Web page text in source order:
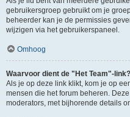
gebruikersgroep gebruikt om je
beheerder kan je de permissies
wijzigen via het gebruikerspaneel.
Omhoog
Waarvoor dient de "Het Team"-link?
Als je op deze link klikt, kom je op
mensen die het forum beheren.
moderators, met bijhorende details